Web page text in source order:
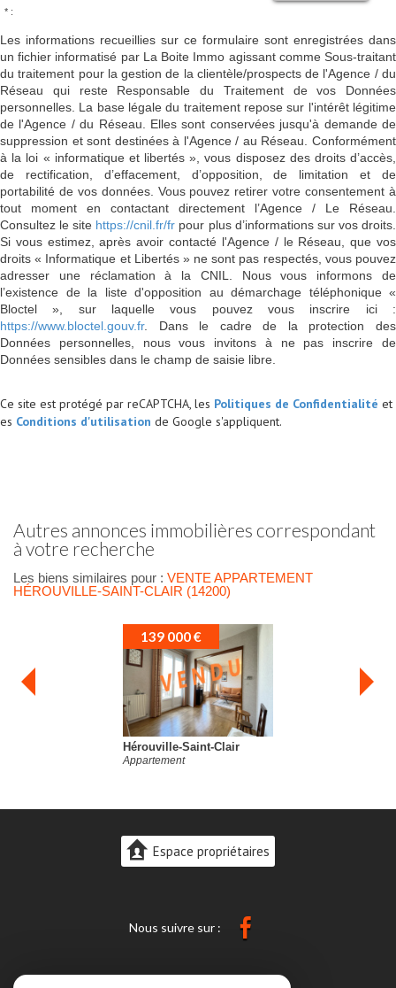
* :
Les informations recueillies sur ce formulaire sont enregistrées dans
un fichier informatisé par La Boite Immo agissant comme Sous-traitant
du traitement pour la gestion de la clientèle/prospects de l'Agence / du
Réseau qui reste Responsable du Traitement de vos Données
personnelles. La base légale du traitement repose sur l'intérêt légitime
de l'Agence / du Réseau. Elles sont conservées jusqu'à demande de
suppression et sont destinées à l'Agence / au Réseau. Conformément
à la loi « informatique et libertés », vous disposez des droits d’accès,
de rectification, d’effacement, d’opposition, de limitation et de
portabilité de vos données. Vous pouvez retirer votre consentement à
tout moment en contactant directement l’Agence / Le Réseau.
Consultez le site https://cnil.fr/fr pour plus d’informations sur vos droits.
Si vous estimez, après avoir contacté l'Agence / le Réseau, que vos
droits « Informatique et Libertés » ne sont pas respectés, vous pouvez
adresser une réclamation à la CNIL. Nous vous informons de
l’existence de la liste d'opposition au démarchage téléphonique «
Bloctel », sur laquelle vous pouvez vous inscrire ici :
https://www.bloctel.gouv.fr. Dans le cadre de la protection des
Données personnelles, nous vous invitons à ne pas inscrire de
Données sensibles dans le champ de saisie libre.
Ce site est protégé par reCAPTCHA, les Politiques de Confidentialité et
es Conditions d'utilisation de Google s'appliquent.
autres annonces immobilières correspondant
à votre recherche
Les biens similaires pour : VENTE APPARTEMENT
HÉROUVILLE-SAINT-CLAIR (14200)
Espace propriétaires
Nous suivre sur :